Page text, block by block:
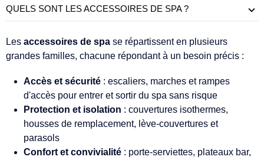
QUELS SONT LES ACCESSOIRES DE SPA ?
Les accessoires de spa se répartissent en plusieurs
grandes familles, chacune répondant à un besoin précis :
Accès et sécurité : escaliers, marches et rampes
d'accès pour entrer et sortir du spa sans risque
Protection et isolation : couvertures isothermes,
housses de remplacement, lève-couvertures et
parasols
Confort et convivialité : porte-serviettes, plateaux bar,